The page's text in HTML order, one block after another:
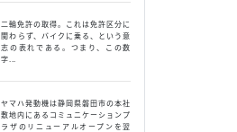
二輪免許の取得。これは免許区分に
関わらず、バイクに乗る、という意
志の表れである。つまり、この数
字...
ヤマハ発動機は静岡県磐田市の本社
敷地内にあるコミュニケーションプ
ラザのリニューアルオープンを翌